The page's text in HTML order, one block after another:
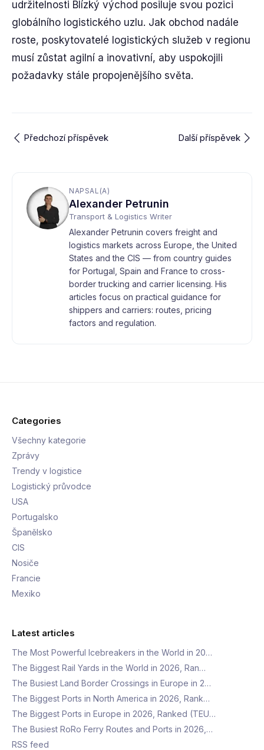
udržitelnosti Blízký východ posiluje svou pozici
globálního logistického uzlu. Jak obchod nadále
roste, poskytovatelé logistických služeb v regionu
musí zůstat agilní a inovativní, aby uspokojili
požadavky stále propojenějšího světa.
Předchozí příspěvek Další příspěvek
NAPSAL(A)
Alexander Petrunin
Transport & Logistics Writer
Alexander Petrunin covers freight and
logistics markets across Europe, the United
States and the CIS — from country guides
for Portugal, Spain and France to cross-
border trucking and carrier licensing. His
articles focus on practical guidance for
shippers and carriers: routes, pricing
factors and regulation.
Categories
Všechny kategorie
Zprávy
Trendy v logistice
Logistický průvodce
USA
Portugalsko
Španělsko
CIS
Nosiče
Francie
Mexiko
Latest articles
The Most Powerful Icebreakers in the World in 20…
The Biggest Rail Yards in the World in 2026, Ran…
The Busiest Land Border Crossings in Europe in 2…
The Biggest Ports in North America in 2026, Rank…
The Biggest Ports in Europe in 2026, Ranked (TEU…
The Busiest RoRo Ferry Routes and Ports in 2026,…
RSS feed